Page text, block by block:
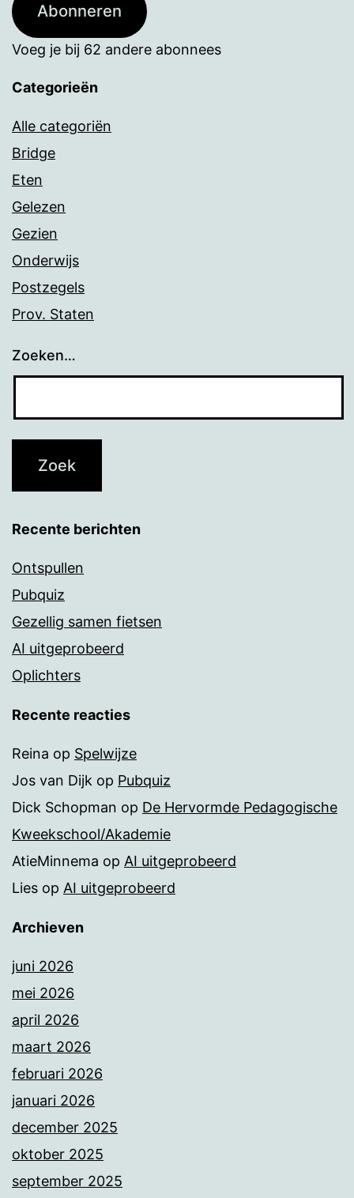
Abonneren
Voeg je bij 62 andere abonnees
Categorieën
Alle categoriën
Bridge
Eten
Gelezen
Gezien
Onderwijs
Postzegels
Prov. Staten
Zoeken…
Recente berichten
Ontspullen
Pubquiz
Gezellig samen fietsen
AI uitgeprobeerd
Oplichters
Recente reacties
Reina op Spelwijze
Jos van Dijk op Pubquiz
Dick Schopman op De Hervormde Pedagogische
Kweekschool/Akademie
AtieMinnema op AI uitgeprobeerd
Lies op AI uitgeprobeerd
Archieven
juni 2026
mei 2026
april 2026
maart 2026
februari 2026
januari 2026
december 2025
oktober 2025
september 2025